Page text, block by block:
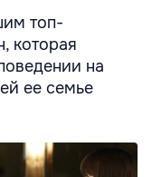
топ-
которая
на
ее семье